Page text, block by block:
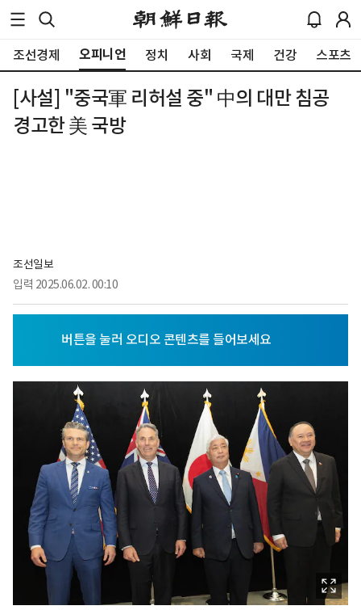
조선경제 오피니언 정치 사회 국제 건강 스포츠
[사설] "중국軍 리허설 중" 中의 대만 침공
경고한 美 국방
조선일보
입력 2025.06.02. 00:10